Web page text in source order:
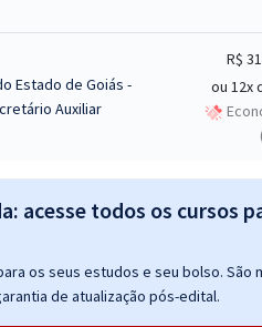
Estado de Goiás -
Auxiliar
R$
ou 12x
acesse todos os cursos
os seus estudos e seu bolso. São
de atualização pós-edital.